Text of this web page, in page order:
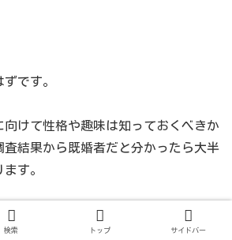
です。
向けて性格や趣味は知っておくべきか
査結果から既婚者だと分かったら大半
す。
け、時間や日数も増えます。
検索 トップ サイドバー